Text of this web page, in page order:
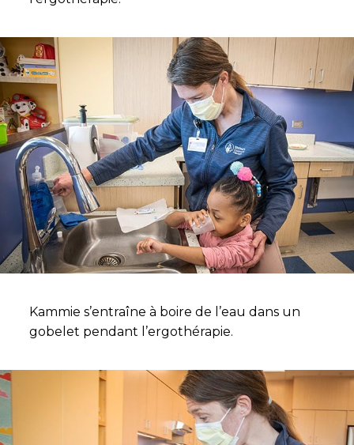
Kammie s’entraîne à boire de l’eau dans un
gobelet pendant l’ergothérapie.